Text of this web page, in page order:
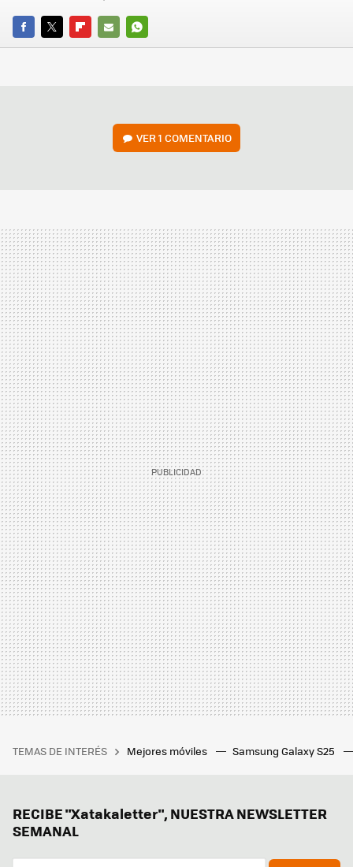
FACEBOOK
TWITTERFLIPBOARD
E-
WHATSAPP
VER1 COMENTARIO
TEMAS DE INTERÉS Mejores móviles Samsung Galaxy S25
RECIBE "Xatakaletter", NUESTRA NEWSLETTER
SEMANAL